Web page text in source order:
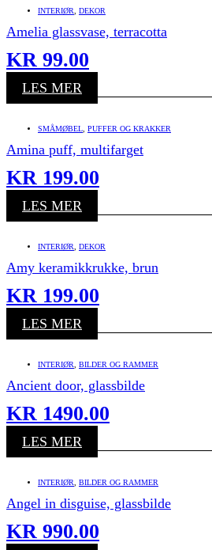
INTERIØR DEKOR
Amelia glassvase, terracotta
KR 99.00
LES MER
SMÅMØBEL PUFFER OG KRAKKER
Amina puff, multifarget
KR 199.00
LES MER
INTERIØR DEKOR
Amy keramikkrukke, brun
KR 199.00
LES MER
INTERIØR BILDER OG RAMMER
Ancient door, glassbilde
KR 1490.00
LES MER
INTERIØR BILDER OG RAMMER
Angel in disguise, glassbilde
KR 990.00